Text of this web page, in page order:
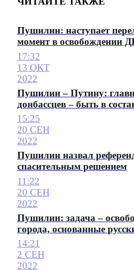
Пушилин: наступает
момент в освобождении
17:32
13 ОКТ
2022
Пушилин – Путину:
донбассцев – быть в
15:25
20 СЕН
2022
Пушилин назвал
спасительным решением
11:22
20 СЕН
2022
Пушилин: задача –
города, основанные
14:21
2 СЕН
2022